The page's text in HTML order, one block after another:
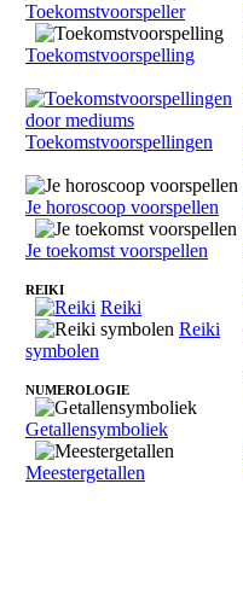
Toekomstvoorspeller
Toekomstvoorspelling
Toekomstvoorspellingen
Je horoscoop voorspellen
Je toekomst voorspellen
REIKI
Reiki
Reiki
symbolen
NUMEROLOGIE
Getallensymboliek
Meestergetallen